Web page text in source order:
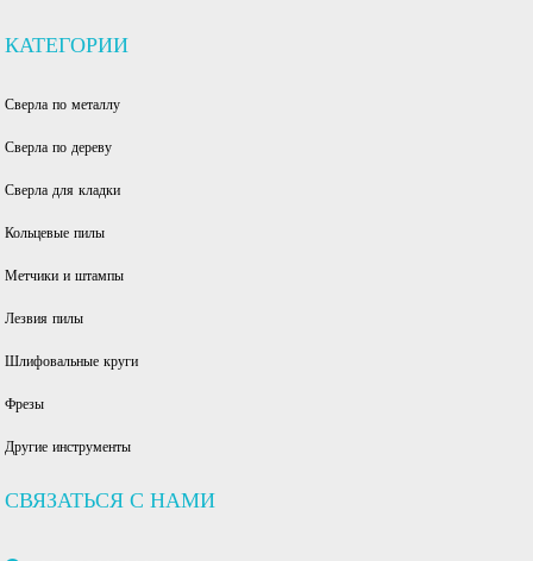
КАТЕГОРИИ
Сверла по металлу
Сверла по дереву
Сверла для кладки
Кольцевые пилы
Метчики и штампы
Лезвия пилы
Шлифовальные круги
Фрезы
Другие инструменты
СВЯЗАТЬСЯ С НАМИ